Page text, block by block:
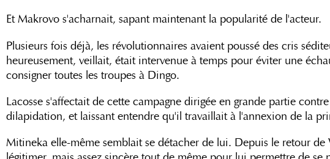
Et Makrovo s'acharnait, sapant maintenant la popularité de l'acteur.
Plusieurs fois déjà, les révolutionnaires avaient poussé des cris
heureusement, veillait, était intervenue à temps pour éviter une
consigner toutes les troupes à Dingo.
Lacosse s'affectait de cette campagne dirigée en grande partie
dilapidation, et laissant entendre qu'il travaillait à l'annexion de la
Mitineka elle-même semblait se détacher de lui. Depuis le retour